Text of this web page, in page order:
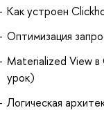
Как устроен
Оптимизация
Materialized View в
урок)
Логическая